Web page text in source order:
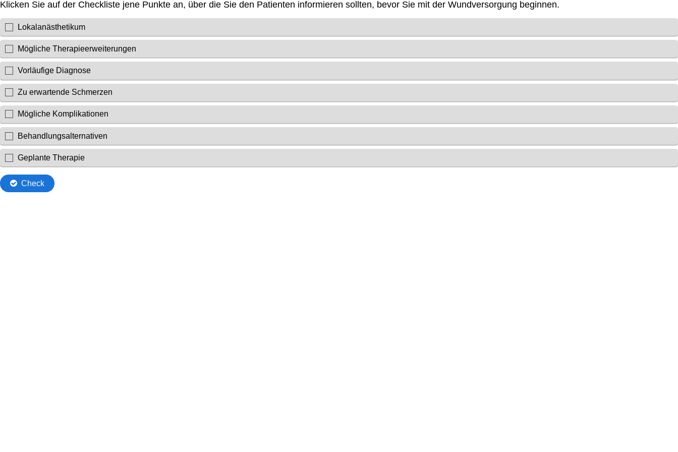
Klicken Sie auf der Checkliste jene Punkte an, über die Sie den Patienten informieren sollten, bevor Sie mit der Wundversorgung beginnen.
Lokalanästhetikum
Mögliche Therapieerweiterungen
Vorläufige Diagnose
Zu erwartende Schmerzen
Mögliche Komplikationen
Behandlungsalternativen
Geplante Therapie
Check